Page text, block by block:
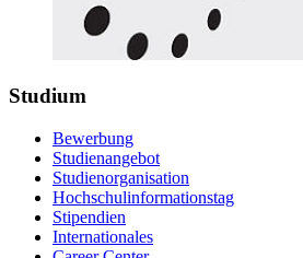
Studium
Bewerbung
Studienangebot
Studienorganisation
Hochschulinformationstag
Stipendien
Internationales